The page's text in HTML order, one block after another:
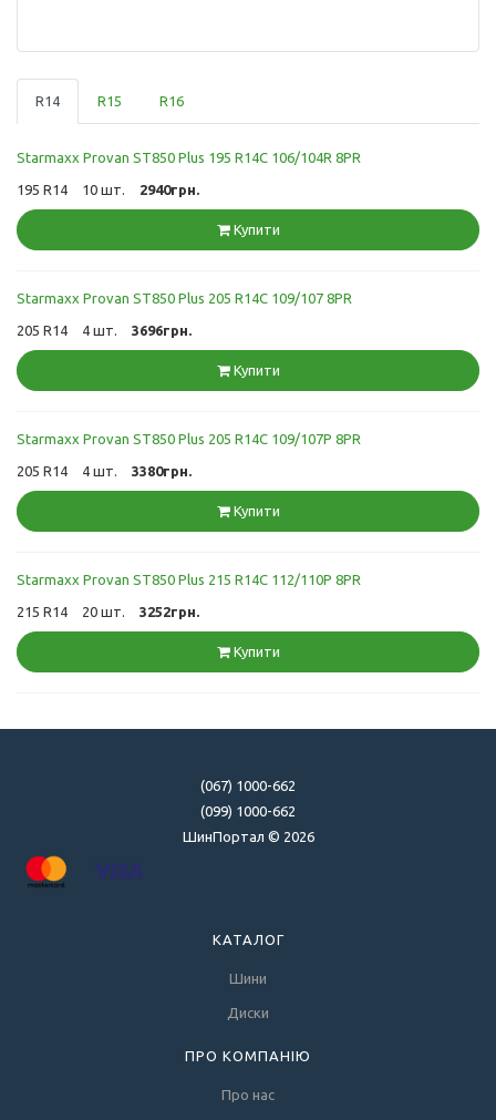
R14 R15 R16
Starmaxx Provan ST850 Plus 195 R14C 106/104R 8PR
195 R14 10 шт. 2940грн.
Купити
Starmaxx Provan ST850 Plus 205 R14C 109/107 8PR
205 R14 4 шт. 3696грн.
Купити
Starmaxx Provan ST850 Plus 205 R14C 109/107P 8PR
205 R14 4 шт. 3380грн.
Купити
Starmaxx Provan ST850 Plus 215 R14C 112/110P 8PR
215 R14 20 шт. 3252грн.
Купити
(067) 1000-662
(099) 1000-662
ШинПортал © 2026
КАТАЛОГ
Шини
Диски
ПРО КОМПАНІЮ
Про нас